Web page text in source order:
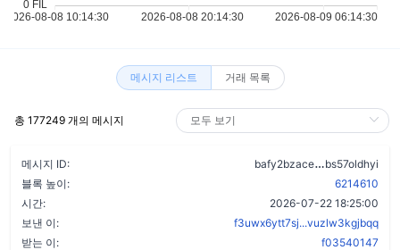
메시지 리스트 거래 목록
총 177249 개의 메시지
메시지 ID: bafy2bzace
bs57oldhyi
블록 높이:
6214610
시간:
2026-07-22 18:25:00
보낸 이:
f3uwx6ytt7sj...vuzlw3kgjbqq
받는 이:
f03540147